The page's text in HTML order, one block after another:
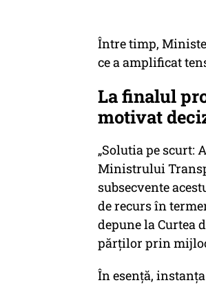
Între timp,
ce a amplificat
La finalul
motivat
„Solutia pe scurt:
Ministrului
subsecvente
de recurs în
depune la Curtea
părţilor prin
În esență,